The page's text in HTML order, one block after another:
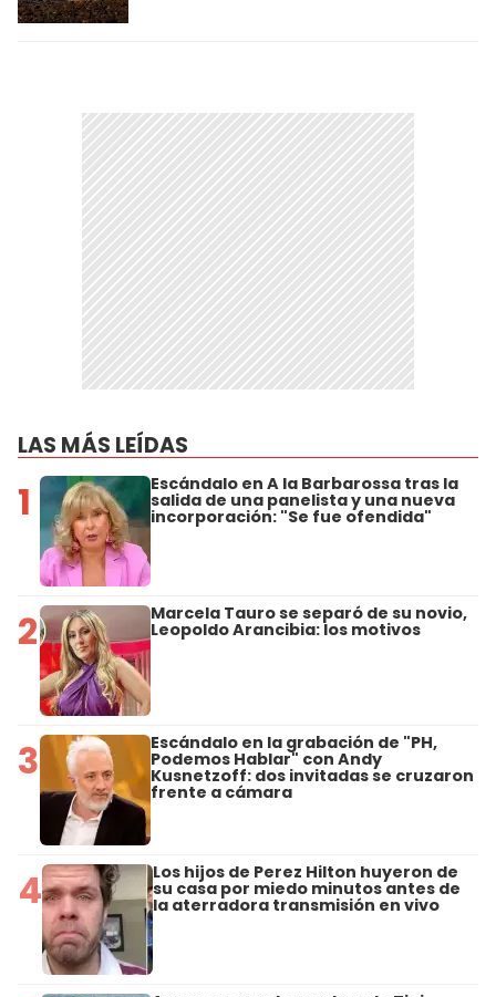
LAS MÁS LEÍDAS
1 Escándalo en A la Barbarossa tras la
salida de una panelista y una nueva
incorporación: "Se fue ofendida"
2 Marcela Tauro se separó de su novio,
Leopoldo Arancibia: los motivos
3 Escándalo en la grabación de "PH,
Podemos Hablar" con Andy
Kusnetzoff: dos invitadas se cruzaron
frente a cámara
4 Los hijos de Perez Hilton huyeron de
su casa por miedo minutos antes de
la aterradora transmisión en vivo